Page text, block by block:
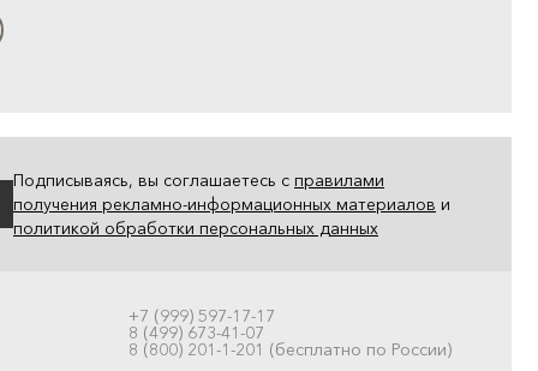
Подписываясь, вы соглашаетесь с правилами
получения рекламно-информационных материалов и
политикой обработки персональных данных
+7 (999) 597-17-17
8 (499) 673-41-07
8 (800) 201-1-201 (бесплатно по России)